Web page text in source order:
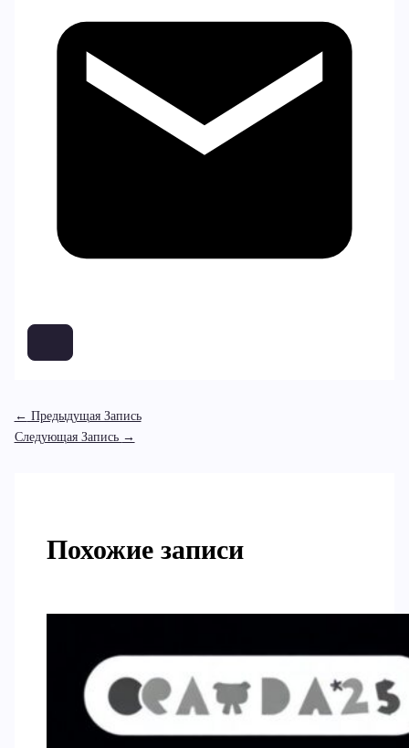
← Предыдущая Запись
Следующая Запись →
Похожие записи